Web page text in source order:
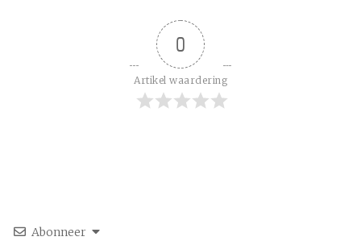
0
Artikel waardering
Abonneer